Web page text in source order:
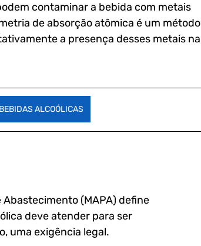
contaminar a bebida com metais
de absorção atômica é um método
a presença desses metais na
ALCOÓLICAS
(MAPA) define
deve atender para ser
uma exigência legal.